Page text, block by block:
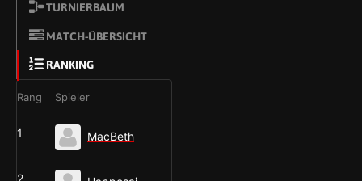
TURNIERBAUM
MATCH-ÜBERSICHT
RANKING
Rang Spieler
1 MacBeth
2